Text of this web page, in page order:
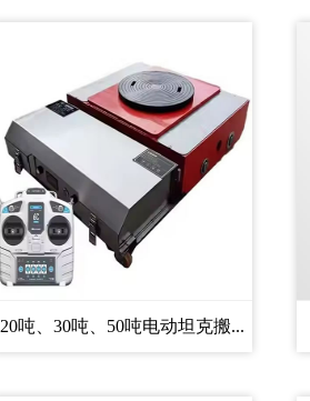
20吨、30吨、50吨电动坦克搬...